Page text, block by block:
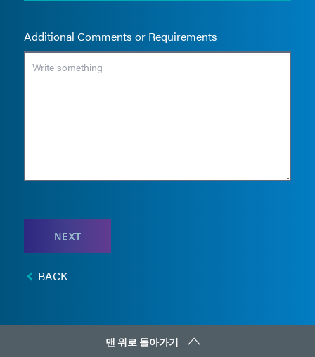
Additional Comments or Requirements
NEXT
BACK
맨 위로 돌아가기